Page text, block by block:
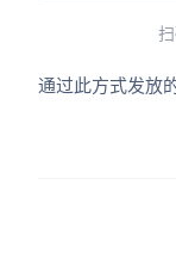
通过此方式发放